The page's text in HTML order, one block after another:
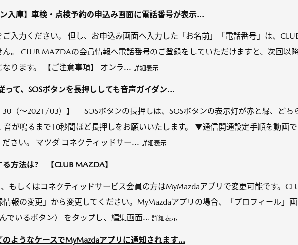
入庫】車検・点検予約の申込み画面に電話番号が表示...
入力ください。 但し、お申込み画面へ入力した「お名前」「電話番号」は、
。 CLUB MAZDAの会員情報へ電話番号のご登録をしていただけますと、次回以
ります。 【ご注意事項】 オンラ... 詳細表示
って、SOSボタンを長押ししても音声ガイダン...
（～2021/03）】 SOSボタンの長押しは、SOSボタンの表示灯が赤と緑、どち
が鳴るまで10秒間ほど長押しをお願いいたします。 ▼通信開通設定手順を動画
さい。 マツダ コネクティッドサー... 詳細表示
方法は? 【CLUB MAZDA】
もしくはコネクティッドサービス会員の方はMyMazdaアプリで変更可能です。
報の変更」から変更してください。MyMazdaアプリの場合、「プロフィール」
でいるボタン） をタップし、編集画面... 詳細表示
ようなケースでMyMazdaアプリに通知されます...